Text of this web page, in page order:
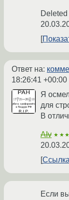
Deleted
Ответ на:
18:26:41 +00:00
Я
для
В
AIv
Если